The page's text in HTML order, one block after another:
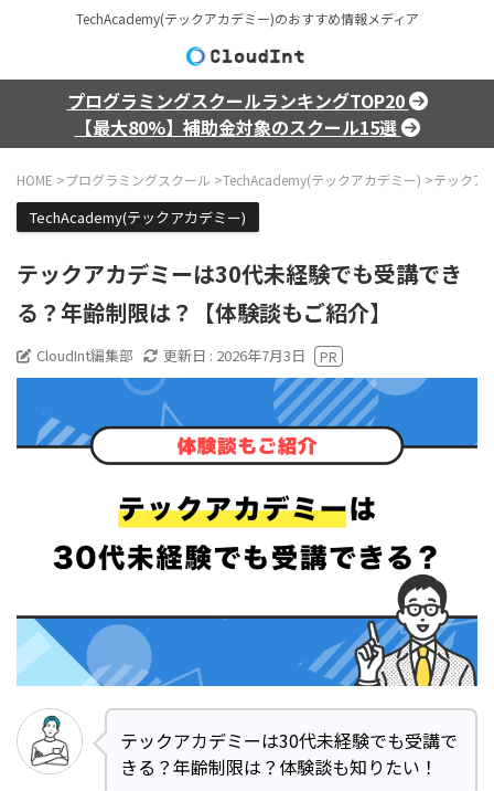
TechAcademy(テックアカデミー)のおすすめ情報メディア
プログラミングスクールランキングTOP20
【最大80%】補助金対象のスクール15選
HOME >プログラミングスクール >TechAcademy(テックアカデミー) >テックア
TechAcademy(テックアカデミー)
テックアカデミーは30代未経験でも受講でき
る？年齢制限は？【体験談もご紹介】
CloudInt編集部 更新日 : 2026年7月3日
テックアカデミーは30代未経験でも受講で
きる？年齢制限は？体験談も知りたい！